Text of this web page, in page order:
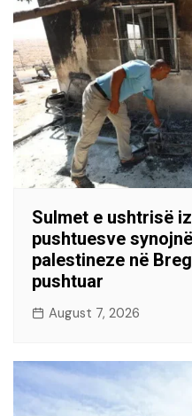
Sulmet e ushtrisë
pushtuesve
palestineze në
pushtuar
August 7, 2026